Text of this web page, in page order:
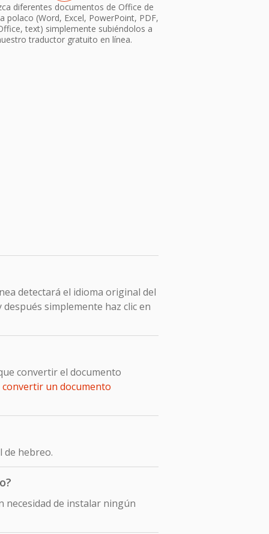
diferentes documentos de Office de
polaco (Word, Excel, PowerPoint, PDF,
text) simplemente subiéndolos a
traductor gratuito en línea.
detectará el idioma original del
simplemente haz clic en
convertir el documento
convertir un documento
de hebreo.
necesidad de instalar ningún